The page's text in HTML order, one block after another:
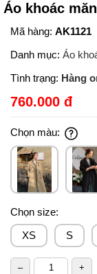
Áo khoác
Mã hàng: AK1121
Danh mục: Áo
Tình trạng: Hàng
760.000 đ
Chọn màu:
Chọn size:
XS
S